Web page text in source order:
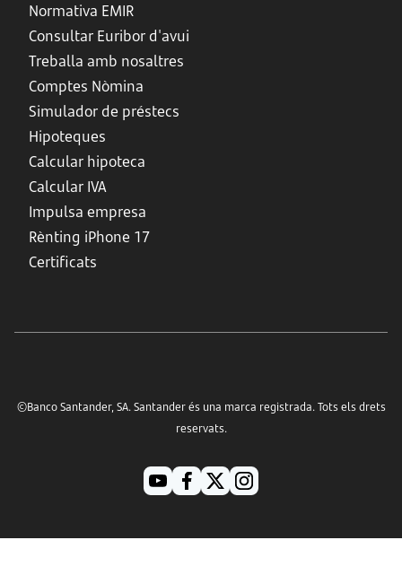
Normativa EMIR
Consultar Euribor d'avui
Treballa amb nosaltres
Comptes Nòmina
Simulador de préstecs
Hipoteques
Calcular hipoteca
Calcular IVA
Impulsa empresa
Rènting iPhone 17
Certificats
©Banco Santander, SA. Santander és una marca registrada. Tots els drets
reservats.